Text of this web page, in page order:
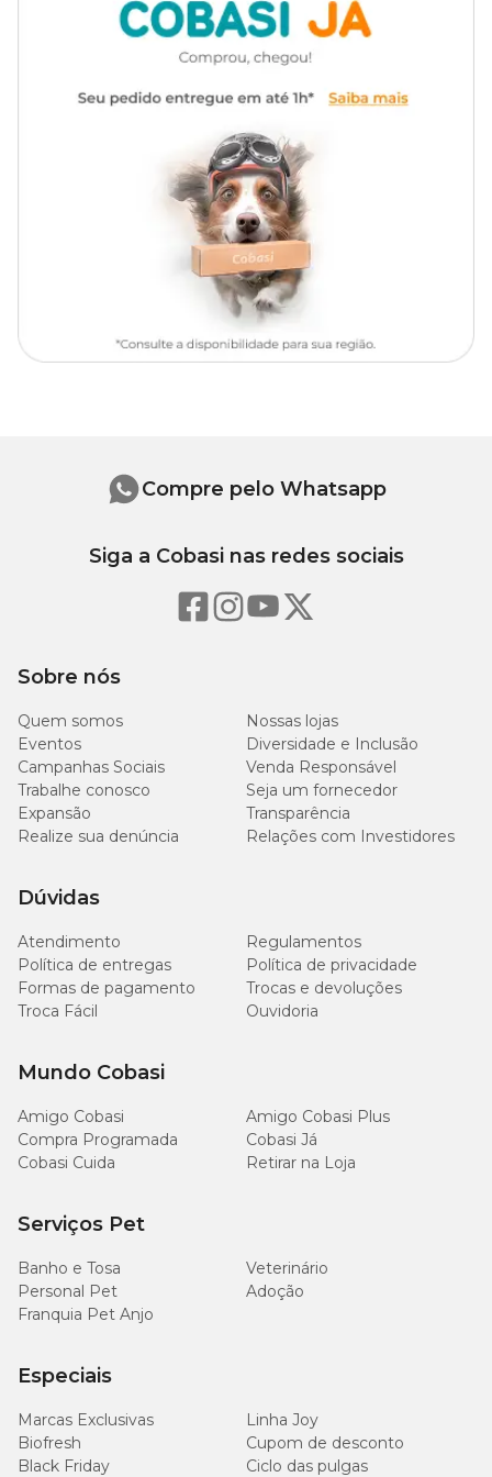
Ingredientes
Carne bovina, fígado de frango, fígado suíno, carcaça de frango,
proteína concentrada de soja, amido de milho, dextrose, fosfato
de potássio, água, taurina, glicina, vitaminas (A, D3, E, K3, B12,
mononitrato de tiamina, suplemento de riboflavina, cloridrato de
piridoxina, niacina, biotina, ácido fólico, pantotenato de cálcio,
cloreto de colina), minerais (sulfato de zinco, proteinato de zinco,
sulfato ferroso, sulfato de cobre, proteinato de cobre, sulfato de
manganês, proteinato de manganês, iodato de cálcio, selenito de
sódio), corantes (óxido de ferro vermelho e caramelo).
g/kg
Matéria Fibrosa (máx.)
Matéria Mineral (máx.)
Cálcio (mín.)
2.000
mg/kg
0,20%
Cálcio (máx.)
6.000
Fósforo (mín.)
Fósforo (máx.)
4.000
mg/kg
0,40%
Sódio (mín.)
mg/kg
Ômega 3 (mín.)
mg/kg
Sobre nós
Quem somos
Nossas lojas
Eventos
Diversidade e Inclusão
Campanhas Sociais
Venda Responsável
Trabalhe conosco
Seja um fornecedor
Expansão
Transparência
Realize sua denúncia
Relações com Investidores
Dúvidas
Atendimento
Regulamentos
Política de entregas
Política de privacidade
Formas de pagamento
Trocas e devoluções
Troca Fácil
Ouvidoria
Mundo Cobasi
Amigo Cobasi
Amigo Cobasi Plus
Compra Programada
Cobasi Já
Cobasi Cuida
Retirar na Loja
Serviços Pet
Banho e Tosa
Veterinário
Personal Pet
Adoção
Franquia Pet Anjo
Especiais
Marcas Exclusivas
Linha Joy
Biofresh
Cupom de desconto
Black Friday
Ciclo das pulgas
Compre pelo Whatsapp
Siga a Cobasi nas redes sociais